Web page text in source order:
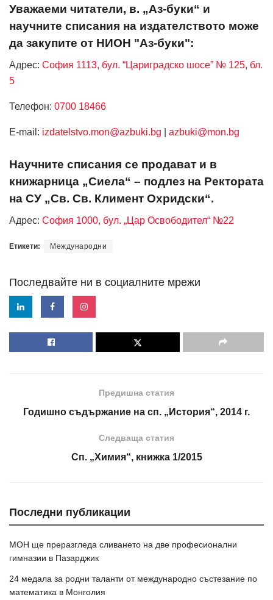
Уважаеми читатели, в. „Аз-буки“ и
научните списания на издателството може
да закупите от НИОН "Аз-буки":
Адрес: София 1113, бул. “Цариградско шосе” № 125, бл.
5
Телефон: 0700 18466
Е-mail: izdatelstvo.mon@azbuki.bg azbuki@mon.bg
Научните списания се продават и в
книжарница „Сиела“ – подлез на Ректората
на СУ „Св. Св. Климент Охридски“.
Адрес: София 1000, бул. „Цар Освободител“ №22
Етикети: Международни
Последвайте ни в социалните мрежи
Предишна статия
Годишно съдържание на сп. „История“, 2014 г.
Следваща статия
Сп. „Химия“, книжка 1/2015
Последни публикации
МОН ще преразгледа сливането на две професионални
гимназии в Пазарджик
24 медала за родни таланти от международно състезание по
математика в Монголия